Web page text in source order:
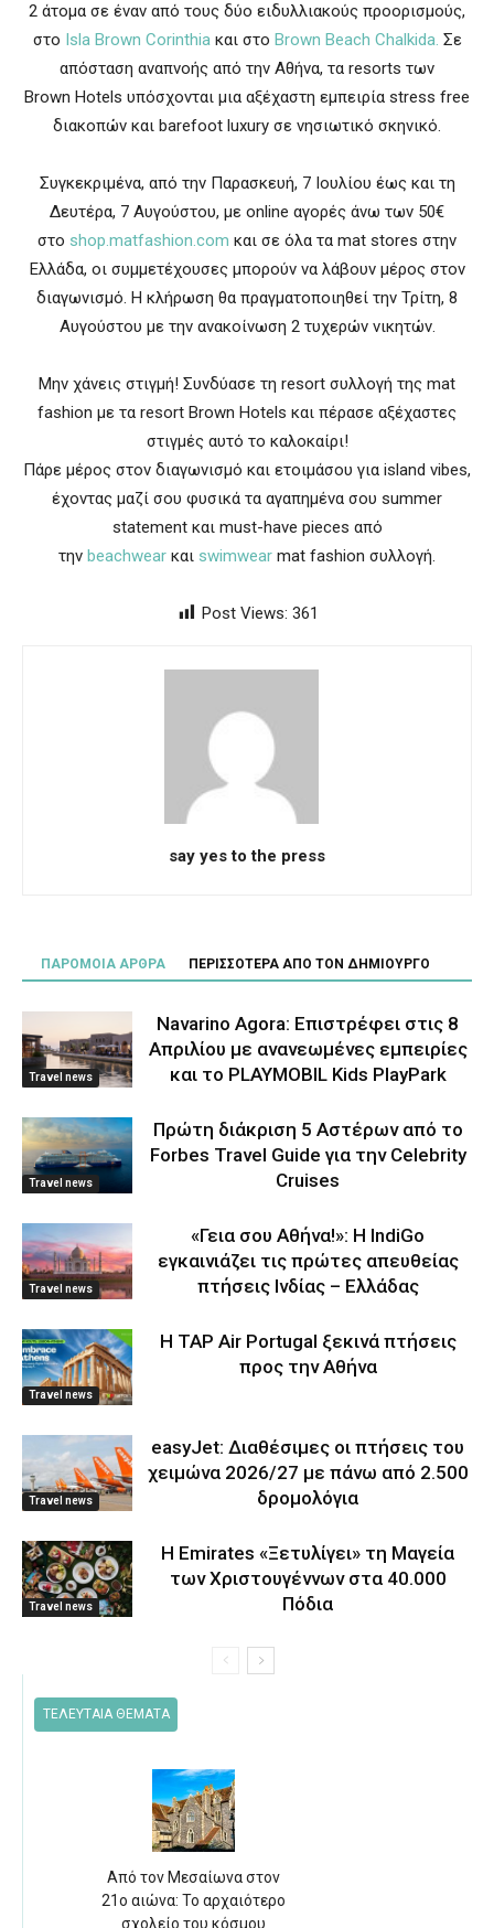
2 άτομα σε έναν από τους δύο ειδυλλιακούς προορισμούς,
στο Isla Brown Corinthiaκαι στο Brown Beach Chalkida. Σε
απόσταση αναπνοής από την Αθήνα, τα resorts των
Βrown Hotels υπόσχονται μια αξέχαστη εμπειρία stress free
διακοπών και barefoot luxury σε νησιωτικό σκηνικό.
Συγκεκριμένα, από την Παρασκευή, 7 Ιουλίου έως και τη
Δευτέρα, 7 Αυγούστου, με online αγορές άνω των 50€
στο shop.matfashion.com και σε όλα τα mat stores στην
Ελλάδα, οι συμμετέχουσες μπορούν να λάβουν μέρος στον
διαγωνισμό. Η κλήρωση θα πραγματοποιηθεί την Τρίτη, 8
Αυγούστου με την ανακοίνωση 2 τυχερών νικητών.
Μην χάνεις στιγμή! Συνδύασε τη resort συλλογή της mat
fashion με τα resort Brown Hotels και πέρασε αξέχαστες
στιγμές αυτό το καλοκαίρι!
Πάρε μέρος στον διαγωνισμό και ετοιμάσου για island vibes,
έχοντας μαζί σου φυσικά τα αγαπημένα σου summer
statement και must-have pieces από
την beachwear και swimwear mat fashion συλλογή.
Post Views: 361
say yes to the press
ΠΑΡΟΜΟΙΑ ΑΡΘΡΑ ΠΕΡΙΣΣΟΤΕΡΑ ΑΠΟ ΤΟΝ ΔΗΜΙΟΥΡΓΟ
Travel news
Navarino Agora: Επιστρέφει στις 8
Απριλίου με ανανεωμένες εμπειρίες
και το PLAYMOBIL Kids PlayPark
Travel news
Πρώτη διάκριση 5 Αστέρων από το
Forbes Travel Guide για την Celebrity
Cruises
Travel news
«Γεια σου Αθήνα!»: Η IndiGo
εγκαινιάζει τις πρώτες απευθείας
πτήσεις Ινδίας – Ελλάδας
Travel news
Η TAP Air Portugal ξεκινά πτήσεις
προς την Αθήνα
Travel news
easyJet: Διαθέσιμες οι πτήσεις του
χειμώνα 2026/27 με πάνω από 2.500
δρομολόγια
Travel news
Η Emirates «Ξετυλίγει» τη Μαγεία
των Χριστουγέννων στα 40.000
Πόδια
ΤΕΛΕΥΤΑΙΑ ΘΕΜΑΤΑ
Από τον Μεσαίωνα στον
21ο αιώνα: Το αρχαιότερο
σχολείο του κόσμου